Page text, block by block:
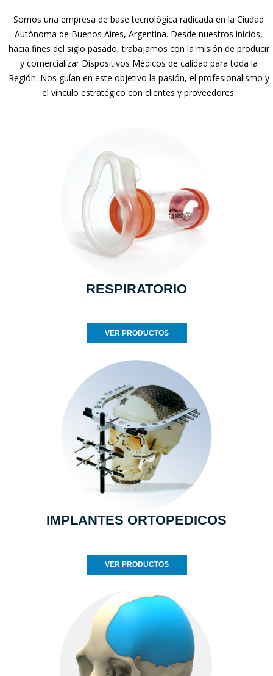
Somos una empresa de base tecnológica radicada en la Ciudad
Autónoma de Buenos Aires, Argentina. Desde nuestros inicios,
hacia fines del siglo pasado, trabajamos con la misión de producir
y comercializar Dispositivos Médicos de calidad para toda la
Región. Nos guían en este objetivo la pasión, el profesionalismo y
el vínculo estratégico con clientes y proveedores.
RESPIRATORIO
VER PRODUCTOS
IMPLANTES ORTOPEDICOS
VER PRODUCTOS